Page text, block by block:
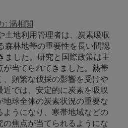
: 渦相関
土地利用管理者は、炭素吸収
森林地帯の重要性を長い間認
ました。研究と国際政策は主
が当てられてきました。熱帯
頻繁な伐採の影響を受けや
では、安定的に炭素を吸収
地球全体の炭素状況の重要な
ようになり、寒帯地域などの
の焦点が当てられるようにな